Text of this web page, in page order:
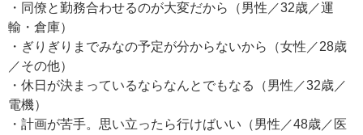
・同僚と勤務合わせるのが大変だから（男性／32歳／運
輸・倉庫）
・ぎりぎりまでみなの予定が分からないから（女性／28歳
／その他）
・休日が決まっているならなんとでもなる（男性／32歳／
電機）
・計画が苦手。思い立ったら行けばいい（男性／48歳／医